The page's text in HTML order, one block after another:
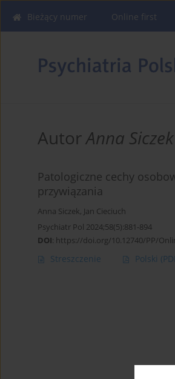
Bieżący numer Online first
AutorAnna Siczek
Patologiczne cechy
przywiązania
Anna Siczek, Jan Cieciuch
Psychiatr Pol 2024;58(5):881-894
DOI: https://doi.org/10.12740/PP/
Streszczenie Polski